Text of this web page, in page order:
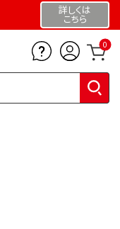
詳しくは
こちら
0